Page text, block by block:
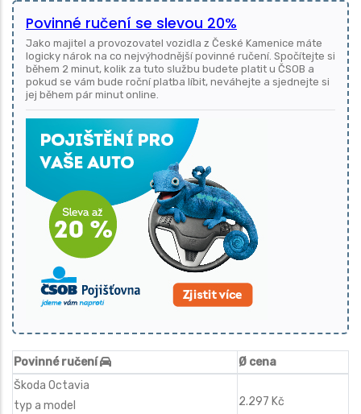
Povinné ručení se slevou 20%
Jako majitel a provozovatel vozidla z České Kamenice máte
logicky nárok na co nejvýhodnější povinné ručení. Spočítejte si
během 2 minut, kolik za tuto službu budete platit u ČSOB a
pokud se vám bude roční platba líbit, neváhejte a sjednejte si
jej během pár minut online.
Povinné ručení
Ø cena
Škoda Octavia
typ a model
2.297 Kč